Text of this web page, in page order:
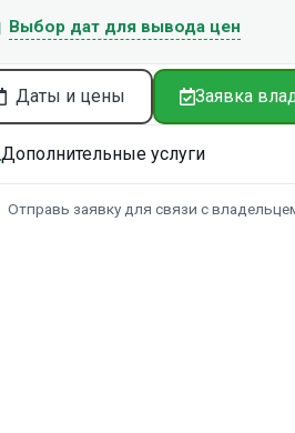
Выбор дат для вывода цен
Даты и цены Заявка
Дополнительные услуги
Отправь заявку для связи с